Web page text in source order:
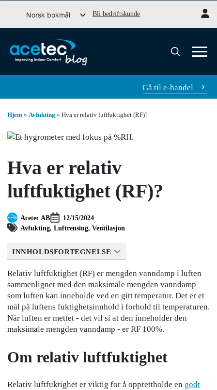
Norsk bokmål
Svenska
English (UK)
Dansk
Bli bedriftskunde
Gå til e-handel
Hjem » Avfukting » Hva er relativ luftfuktighet (RF)?
Hva er relativ
luftfuktighet (RF)?
Acetec AB
12/15/2024
Avfukting Luftrensing Ventilasjon
INNHOLDSFORTEGNELSE
Relativ luftfuktighet (RF) er mengden vanndamp i luften
sammenlignet med den maksimale mengden vanndamp
som luften kan inneholde ved en gitt temperatur. Det er et
mål på luftens fuktighetsinnhold i forhold til temperaturen.
Når luften er mettet - det vil si at den inneholder den
maksimale mengden vanndamp - er RF 100%.
Om relativ luftfuktighet
Relativ luftfuktighet er viktig for å opprettholde en godt